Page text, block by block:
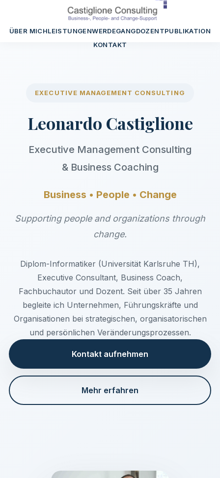
ÜBER MICHLEISTUNGENWERDEGANGDOZENTPUBLIKATION
KONTAKT
EXECUTIVE MANAGEMENT CONSULTING
Leonardo Castiglione
Executive Management Consulting
& Business Coaching
Business • People • Change
Supporting people and organizations through
change.
Diplom-Informatiker (Universität Karlsruhe TH),
Executive Consultant, Business Coach,
Fachbuchautor und Dozent. Seit über 35 Jahren
begleite ich Unternehmen, Führungskräfte und
Organisationen bei strategischen, organisatorischen
und persönlichen Veränderungsprozessen.
Kontakt aufnehmen
Mehr erfahren